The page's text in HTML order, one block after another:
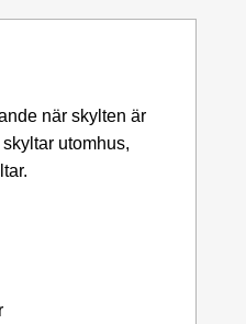
när skylten är
utomhus,